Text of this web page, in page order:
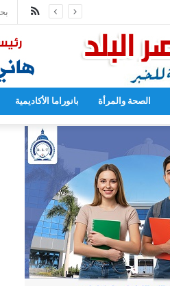
ملخص
الموقع
RSS
الصحة والمرأة بانوراما الأكاديمية